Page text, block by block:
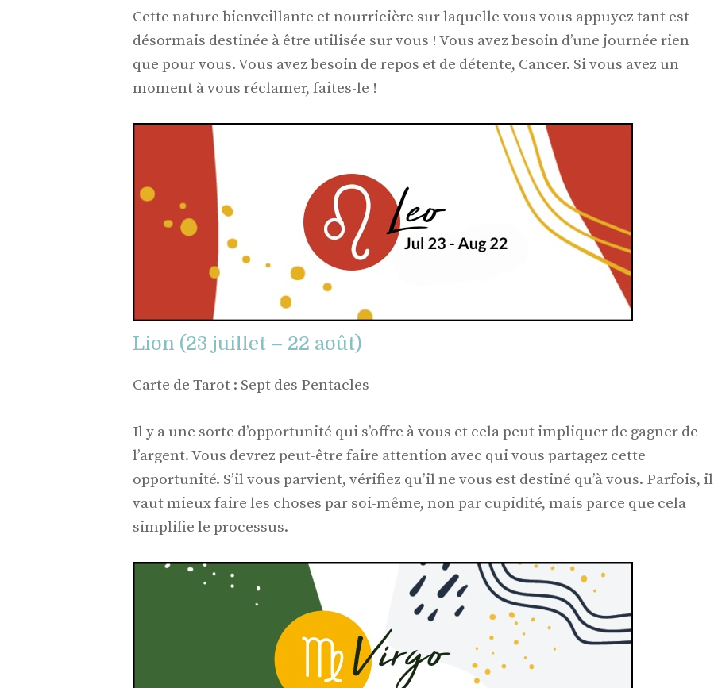
Cette nature bienveillante et nourricière sur laquelle vous vous appuyez tant est
désormais destinée à être utilisée sur vous ! Vous avez besoin d’une journée rien
que pour vous. Vous avez besoin de repos et de détente, Cancer. Si vous avez un
moment à vous réclamer, faites-le !
Lion (23 juillet – 22 août)
Carte de Tarot : Sept des Pentacles
Il y a une sorte d’opportunité qui s’offre à vous et cela peut impliquer de gagner de
l’argent. Vous devrez peut-être faire attention avec qui vous partagez cette
opportunité. S’il vous parvient, vérifiez qu’il ne vous est destiné qu’à vous. Parfois, il
vaut mieux faire les choses par soi-même, non par cupidité, mais parce que cela
simplifie le processus.